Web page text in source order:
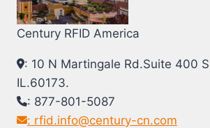
Century RFID America
: 10 N Martingale Rd.Suite 400
IL.60173.
: 877-801-5087
: rfid.info@century-cn.com